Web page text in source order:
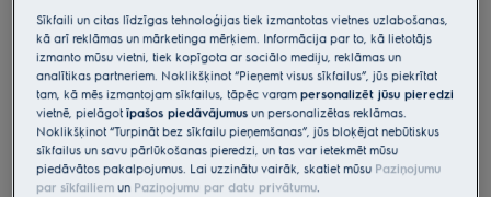
Sīkfaili un citas līdzīgas tehnoloģijas tiek izmantotas vietnes uzlabošanas,
kā arī reklāmas un mārketinga mērķiem. Informācija par to, kā lietotājs
izmanto mūsu vietni, tiek kopīgota ar sociālo mediju, reklāmas un
analītikas partneriem. Noklikšķinot “Pieņemt visus sīkfailus”, jūs piekrītat
tam, kā mēs izmantojam sīkfailus, tāpēc varampersonalizēt jūsu pieredzi
vietnē, pielāgotīpašos piedāvājumus un personalizētas reklāmas.
Noklikšķinot “Turpināt bez sīkfailu pieņemšanas”, jūs bloķējat nebūtiskus
sīkfailus un savu pārlūkošanas pieredzi, un tas var ietekmēt mūsu
piedāvātos pakalpojumus. Lai uzzinātu vairāk, skatiet mūsu Paziņojumu
par sīkfailiem un Paziņojumu par datu privātumu.